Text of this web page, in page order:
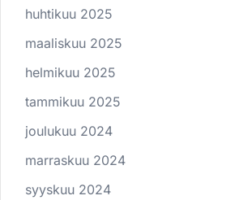
huhtikuu 2025
maaliskuu 2025
helmikuu 2025
tammikuu 2025
joulukuu 2024
marraskuu 2024
syyskuu 2024